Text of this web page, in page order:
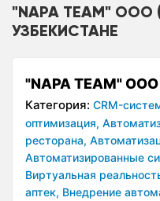
"NAPA TEAM" ООО
УЗБЕКИСТАНЕ
"NAPA TEAM" ООО
Категория: CRM-
оптимизация,
ресторана,
Автоматизированные
Виртуальная
аптек, Внедрение